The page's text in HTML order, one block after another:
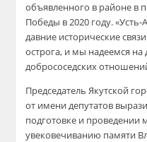
объявленного в районе в
Победы в 2020 году. «Усть-
давние исторические
острога, и мы надеемся
добрососедских
Председатель Якутской
от имени депутатов
подготовке и проведении
увековечиванию памяти